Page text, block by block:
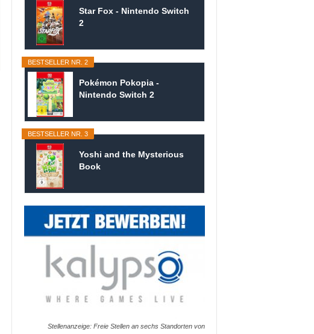
Star Fox - Nintendo Switch
2
BESTSELLER NR. 2
Pokémon Pokopia -
Nintendo Switch 2
BESTSELLER NR. 3
Yoshi and the Mysterious
Book
Stellenanzeige: Freie Stellen an sechs Standorten von